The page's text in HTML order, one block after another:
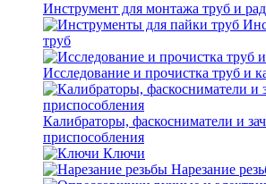
Инструмент для монтажа труб и
труб
Исследование и прочистка труб и
Калибраторы, фаскосниматели и
приспособления
Ключи
Нарезание